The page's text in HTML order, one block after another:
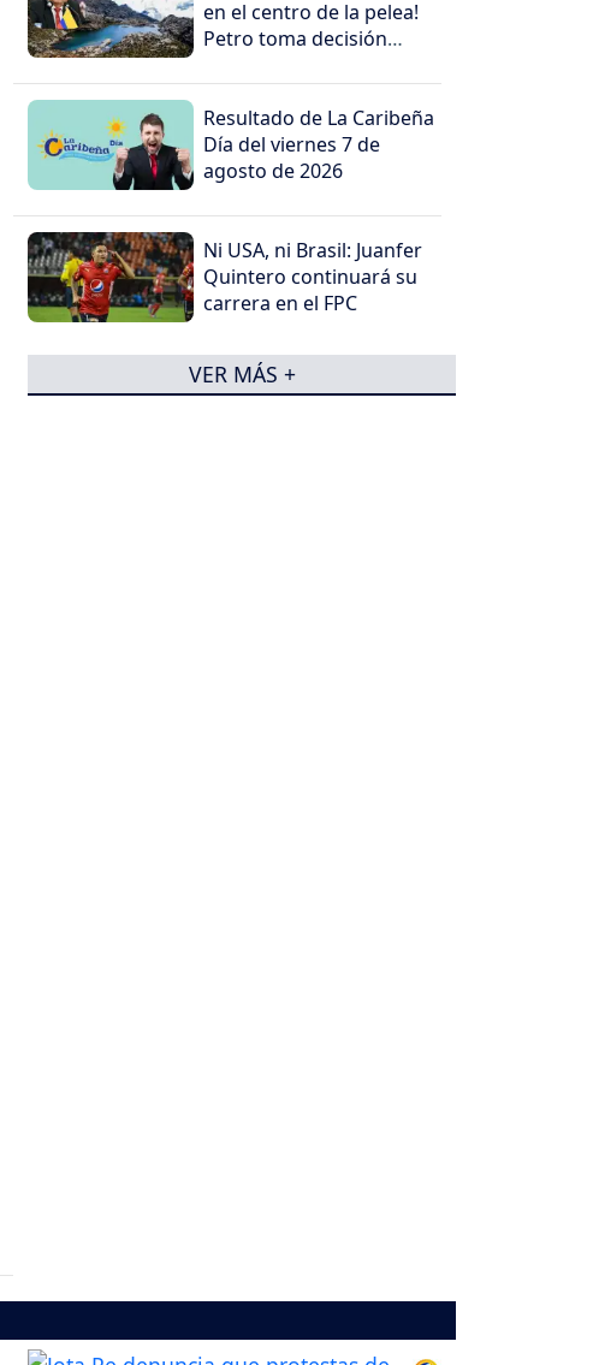
en el centro de la pelea!
Petro toma decisión
Resultado de La Caribeña
Día del viernes 7 de
agosto de 2026
Ni USA, ni Brasil: Juanfer
Quintero continuará su
carrera en el FPC
VER MÁS +